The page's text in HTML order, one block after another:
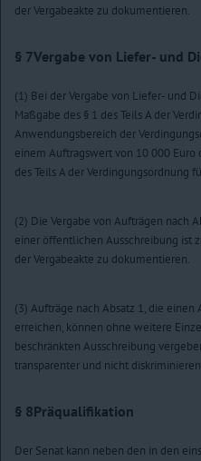
der Vergabeakte zu dokumentieren.
§ 7Vergabe von Liefer- und
(1) Bei der Vergabe von Liefer- und
Maßgabe des § 1 des Teils A der
Anwendungsbereich der
einem Auftragswert von 10 000
des Teils A der Verdingungsordnung
(2) Die Vergabe von Aufträgen nach
einer öffentlichen Ausschreibung ist
der Vergabeakte zu dokumentieren.
(3) Aufträge nach Absatz 1, die
erreichen, können ohne weitere
beschränkten Ausschreibung
transparenter und nicht
§ 8Präqualifikation
Der Senat kann neben den in den